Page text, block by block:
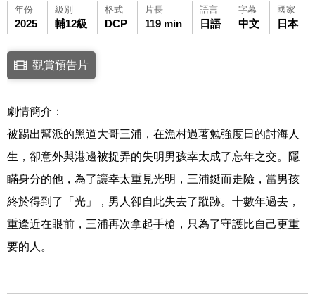
年份
2025
級別
輔12級
格式
DCP
片長
119 min
語言
日語
字幕
中文
國家
日本
點擊下列連結開啟視窗後，可使用鍵盤Tab鍵移至影片中央播放鍵，再
連結至Youtube網站觀看此影片(開新視窗)
觀賞預告片
劇情簡介：
被踢出幫派的黑道大哥三浦，在漁村過著勉強度日的討海人
生，卻意外與港邊被捉弄的失明男孩幸太成了忘年之交。隱
瞞身分的他，為了讓幸太重見光明，三浦鋌而走險，當男孩
終於得到了「光」，男人卻自此失去了蹤跡。十數年過去，
重逢近在眼前，三浦再次拿起手槍，只為了守護比自己更重
要的人。